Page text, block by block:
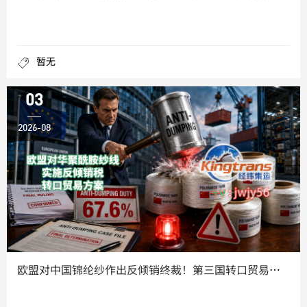
暂无
03
2026-08
欧盟对中国锦纶纱作出反倾销终裁！第三国转口贸易能否稳住市场份